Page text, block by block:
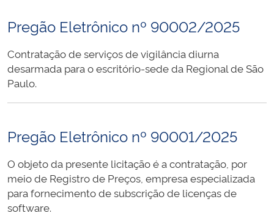
Pregão Eletrônico nº 90002/2025
Contratação de serviços de vigilância diurna
desarmada para o escritório-sede da Regional de São
Paulo.
Pregão Eletrônico nº 90001/2025
O objeto da presente licitação é a contratação, por
meio de Registro de Preços, empresa especializada
para fornecimento de subscrição de licenças de
software.